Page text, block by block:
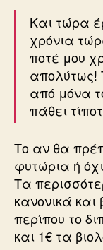
Και τώρα
χρόνια
ποτέ μου
απολύτως!
από μόνα
πάθει
Το αν θα
φυτώρια ή
Τα
κανονικά και
περίπου το
και 1€ τα